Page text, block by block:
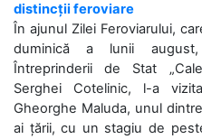
distincții feroviare
În ajunul Zilei Feroviarului,
duminică a lunii
Întreprinderii de Stat
Serghei Cotelinic, l-a
Gheorghe Maluda, unul
ai țării, cu un stagiu de